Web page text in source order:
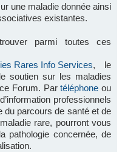
une maladie donnée ainsi
existantes.
parmi toutes ces
Rares Info Services, le
soutien sur les maladies
Forum. Partéléphone ou
professionnels
du parcours de santé et de
rare, pourront vous
pathologie concernée, de